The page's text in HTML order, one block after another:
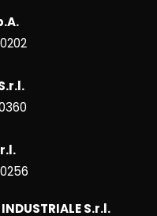
S.r.l.